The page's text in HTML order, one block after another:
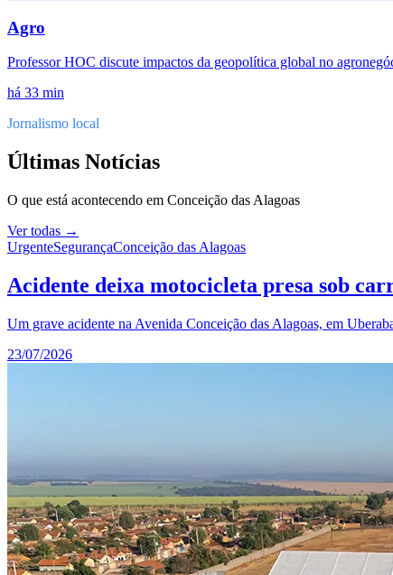
Agro
Professor HOC discute impactos da geopolítica global no
há 33 min
Jornalismo local
Últimas Notícias
O que está acontecendo em Conceição das Alagoas
Ver todas →
UrgenteSegurançaConceição das Alagoas
Acidente deixa motocicleta presa sob
Um grave acidente na Avenida Conceição das Alagoas, em
23/07/2026